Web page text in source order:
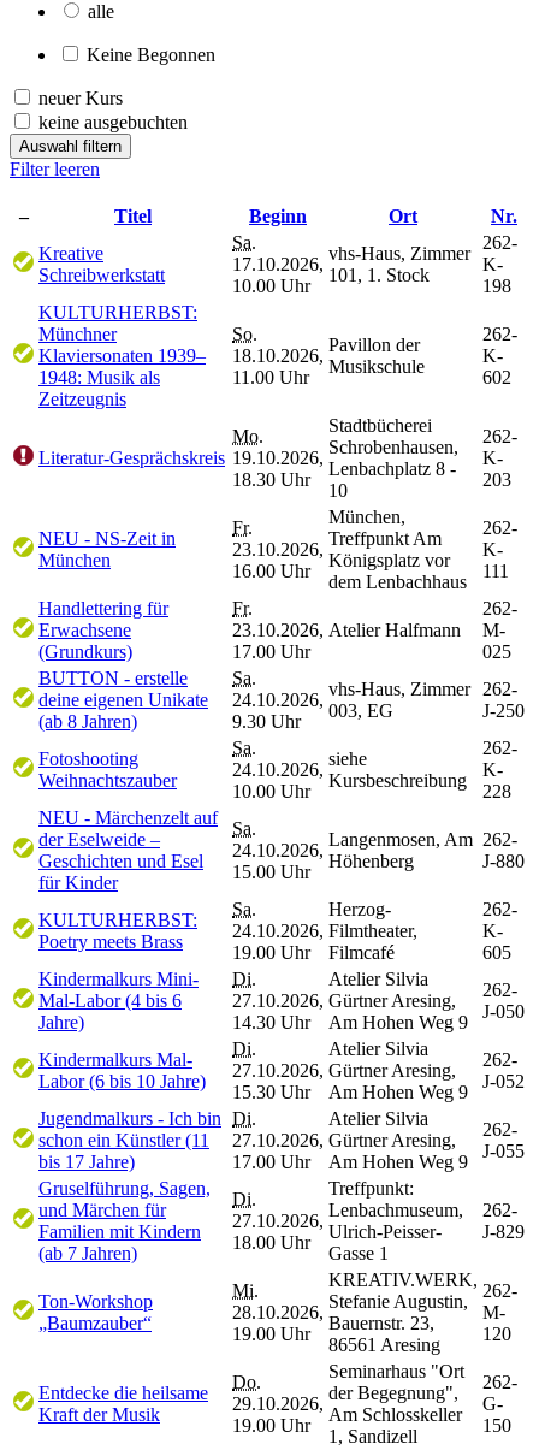
alle
Keine Begonnen
neuer Kurs
keine ausgebuchten
Auswahl filtern
Filter leeren
– Titel Beginn Ort
Nr.
Kreative
Schreibwerkstatt
Sa.
17.10.2026,
10.00 Uhr
vhs-Haus, Zimmer
101, 1. Stock
262-
K-
198
KULTURHERBST:
Münchner
Klaviersonaten 1939–
1948: Musik als
Zeitzeugnis
So.
18.10.2026,
11.00 Uhr
Pavillon der
Musikschule
262-
K-
602
Literatur-Gesprächskreis
Mo.
19.10.2026,
18.30 Uhr
Stadtbücherei
Schrobenhausen,
Lenbachplatz 8 -
10
262-
K-
203
NEU - NS-Zeit in
München
Fr.
23.10.2026,
16.00 Uhr
München,
Treffpunkt Am
Königsplatz vor
dem Lenbachhaus
262-
K-
111
Handlettering für
Erwachsene
(Grundkurs)
Fr.
23.10.2026,
17.00 Uhr
Atelier Halfmann
262-
M-
025
BUTTON - erstelle
deine eigenen Unikate
(ab 8 Jahren)
Sa.
24.10.2026,
9.30 Uhr
vhs-Haus, Zimmer
003, EG
262-
J-250
Fotoshooting
Weihnachtszauber
Sa.
24.10.2026,
10.00 Uhr
siehe
Kursbeschreibung
262-
K-
228
NEU - Märchenzelt auf
der Eselweide –
Geschichten und Esel
für Kinder
Sa.
24.10.2026,
15.00 Uhr
Langenmosen, Am
Höhenberg
262-
J-880
KULTURHERBST:
Poetry meets Brass
Sa.
24.10.2026,
19.00 Uhr
Herzog-
Filmtheater,
Filmcafé
262-
K-
605
Kindermalkurs Mini-
Mal-Labor (4 bis 6
Jahre)
Di.
27.10.2026,
14.30 Uhr
Atelier Silvia
Gürtner Aresing,
Am Hohen Weg 9
262-
J-050
Kindermalkurs Mal-
Labor (6 bis 10 Jahre)
Di.
27.10.2026,
15.30 Uhr
Atelier Silvia
Gürtner Aresing,
Am Hohen Weg 9
262-
J-052
Jugendmalkurs - Ich bin
schon ein Künstler (11
bis 17 Jahre)
Di.
27.10.2026,
17.00 Uhr
Atelier Silvia
Gürtner Aresing,
Am Hohen Weg 9
262-
J-055
Gruselführung, Sagen,
und Märchen für
Familien mit Kindern
(ab 7 Jahren)
Di.
27.10.2026,
18.00 Uhr
Treffpunkt:
Lenbachmuseum,
Ulrich-Peisser-
Gasse 1
262-
J-829
Ton-Workshop
„Baumzauber“
Mi.
28.10.2026,
19.00 Uhr
KREATIV.WERK,
Stefanie Augustin,
Bauernstr. 23,
86561 Aresing
262-
M-
120
Entdecke die heilsame
Kraft der Musik
Do.
29.10.2026,
19.00 Uhr
Seminarhaus "Ort
der Begegnung",
Am Schlosskeller
1, Sandizell
262-
G-
150